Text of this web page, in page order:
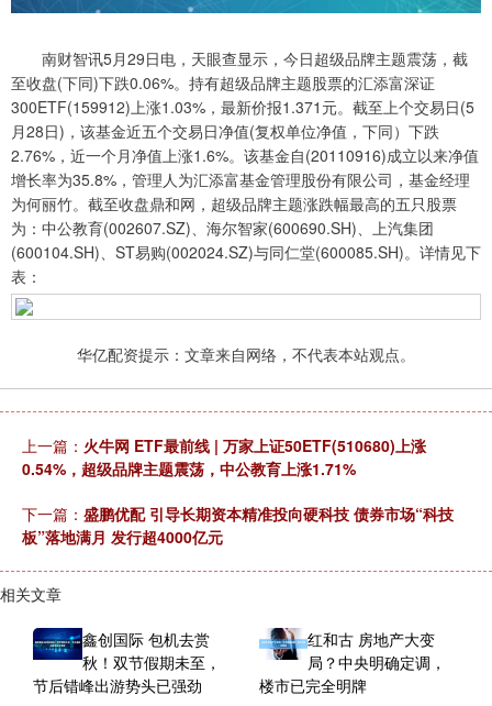
南财智讯5月29日电，天眼查显示，今日超级品牌主题震荡，截
至收盘(下同)下跌0.06%。持有超级品牌主题股票的汇添富深证
300ETF(159912)上涨1.03%，最新价报1.371元。截至上个交易日(5
月28日)，该基金近五个交易日净值(复权单位净值，下同）下跌
2.76%，近一个月净值上涨1.6%。该基金自(20110916)成立以来净值
增长率为35.8%，管理人为汇添富基金管理股份有限公司，基金经理
为何丽竹。截至收盘鼎和网，超级品牌主题涨跌幅最高的五只股票
为：中公教育(002607.SZ)、海尔智家(600690.SH)、上汽集团
(600104.SH)、ST易购(002024.SZ)与同仁堂(600085.SH)。详情见下
表：
华亿配资提示：文章来自网络，不代表本站观点。
上一篇： 火牛网 ETF最前线 | 万家上证50ETF(510680)上涨
0.54%，超级品牌主题震荡，中公教育上涨1.71%
下一篇： 盛鹏优配 引导长期资本精准投向硬科技 债券市场“科技
板”落地满月 发行超4000亿元
相关文章
鑫创国际 包机去赏
秋！双节假期未至，
节后错峰出游势头已强劲
红和古 房地产大变
局？中央明确定调，
楼市已完全明牌